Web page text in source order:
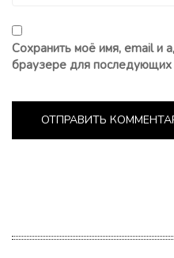
Сохранить моё имя, email и
браузере для последующих